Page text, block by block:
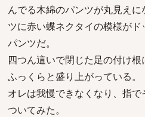
んでる木綿のパンツが丸見え
ツに赤い蝶ネクタイの模様が
パンツだ。
四つん這いで閉じた足の付け
ふっくらと盛り上がっている。
オレは我慢できなくなり、指
ついてみた。